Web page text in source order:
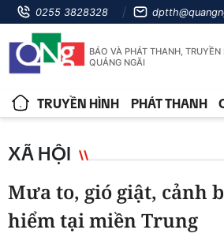
0255 3828328
BÁO VÀ PHÁT THANH, TRUYỀN
QUẢNG NGÃI
TRUYỀN HÌNH PHÁT THANH
XÃ HỘI
Mưa to, gió giật, cảnh
hiểm tại miền Trung